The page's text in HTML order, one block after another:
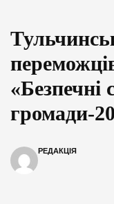
«Безпечні
громади-
РЕДАКЦІЯ